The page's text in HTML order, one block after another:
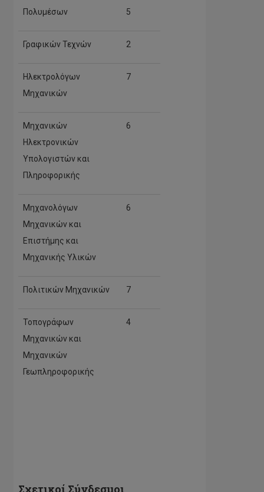
Πολυμέσων 5
Γραφικών Τεχνών 2
Ηλεκτρολόγων
Μηχανικών
7
Μηχανικών
Ηλεκτρονικών
Υπολογιστών και
Πληροφορικής
6
Μηχανολόγων
Μηχανικών και
Επιστήμης και
Μηχανικής Υλικών
6
Πολιτικών Μηχανικών 7
Τοπογράφων
Μηχανικών και
Μηχανικών
Γεωπληροφορικής
4
Σχετικοί Σύνδεσμοι
Εξαμήνου